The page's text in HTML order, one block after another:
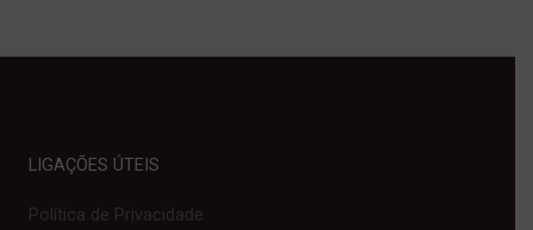
LIGAÇÕES ÚTEIS
Política de Privacidade